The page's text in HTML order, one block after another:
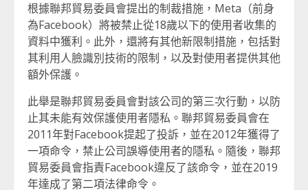
根據聯邦貿易委員會提出的制裁措施，Meta（前身
為Facebook）將被禁止從18歲以下的使用者收集的
資料中獲利。此外，還將有其他新限制措施，包括對
其利用人臉識別技術的限制，以及對使用者提供其他
額外保護。
此舉是聯邦貿易委員會對該公司的第三次行動，以防
止其未能有效保護使用者隱私。聯邦貿易委員會在
2011年對Facebook提起了投訴，並在2012年獲得了
一項命令，禁止公司誤導使用者的隱私。隨後，聯邦
貿易委員會指責Facebook違反了該命令，並在2019
年達成了第二項法律命令。